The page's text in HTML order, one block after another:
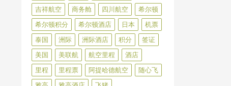
吉祥航空
商务舱 四川航空
希尔顿
希尔顿积分
希尔顿酒店 日本
机票
泰国
洲际 洲际酒店 积分
签证
美国
美联航 航空里程
酒店
里程
里程票 阿提哈德航空
随心飞